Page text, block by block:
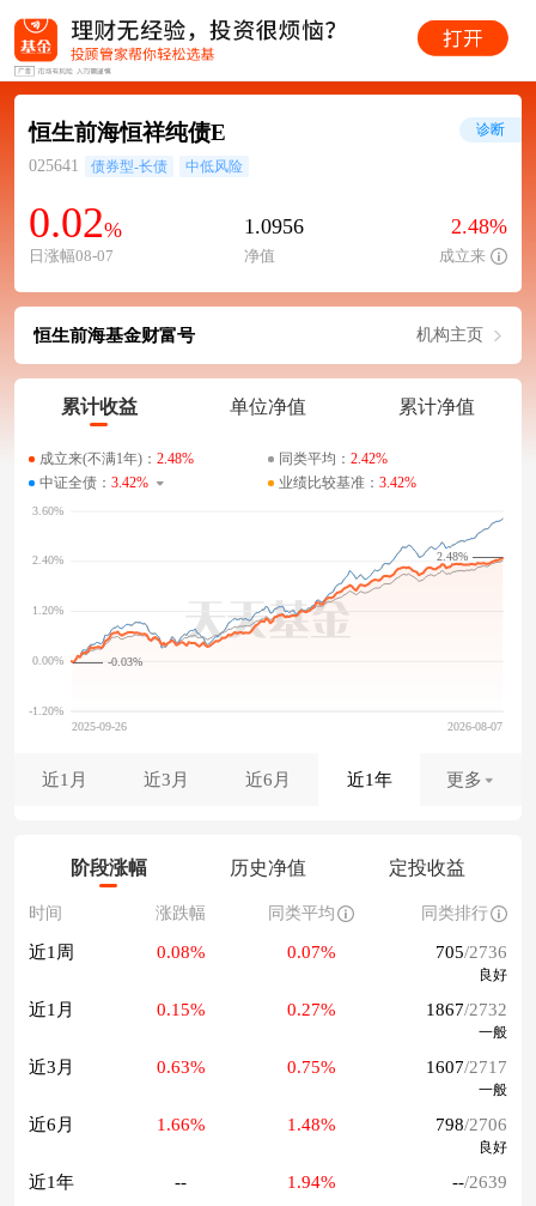
恒生前海恒祥纯债E
025641 债券型-长债 中低风险
0.02%
日涨幅08-07
1.0956
净值
2.48%
成立来
诊断
恒生前海基金财富号 机构主页
累计收益 单位净值 累计净值
成立来(不满1年)： 2.48% 同类平均： 2.42%
中证全债： 3.42% 业绩比较基准： 3.42%
-0.03%
2.48%
近1月 近3月 近6月 近1年 更多
阶段涨幅 历史净值 定投收益
时间 涨跌幅 同类平均 同类排行
近1周 0.08% 0.07% 705/2736
良好
近1月 0.15% 0.27% 1867/2732
一般
近3月 0.63% 0.75% 1607/2717
一般
近6月 1.66% 1.48% 798/2706
良好
近1年 -- 1.94% --/2639